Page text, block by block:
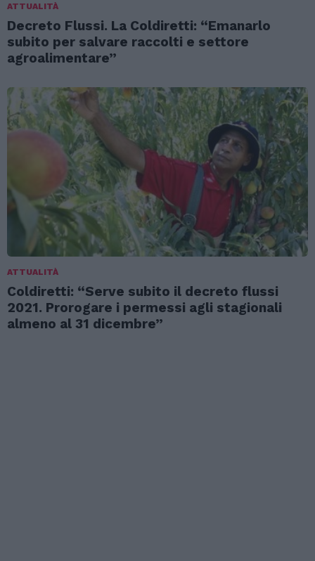
ATTUALITÀ
Decreto Flussi. La Coldiretti: “Emanarlo
subito per salvare raccolti e settore
agroalimentare”
ATTUALITÀ
Coldiretti: “Serve subito il decreto flussi
2021. Prorogare i permessi agli stagionali
almeno al 31 dicembre”